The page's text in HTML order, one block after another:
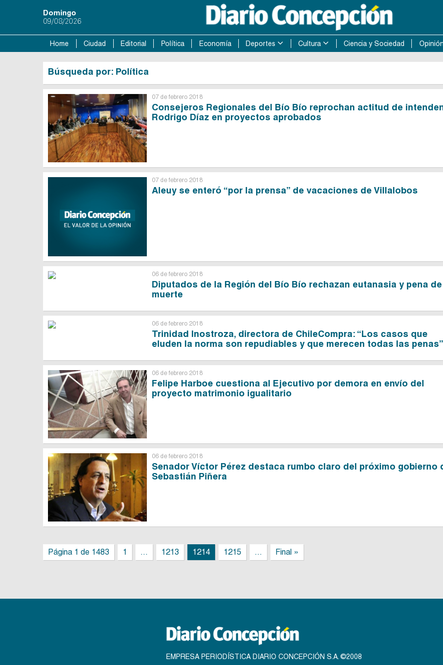
Domingo
09/08/2026
Home Ciudad Editorial Política Economía Deportes Cultura Ciencia y Sociedad
Búsqueda por: Política
07 de febrero 2018
Consejeros Regionales del Bío Bío reprochan actitud de
Rodrigo Díaz en proyectos aprobados
07 de febrero 2018
Aleuy se enteró “por la prensa” de vacaciones de Villalobos
06 de febrero 2018
Diputados de la Región del Bío Bío rechazan eutanasia y pena de
muerte
06 de febrero 2018
Trinidad Inostroza, directora de ChileCompra: “Los casos que
eluden la norma son repudiables y que merecen todas las penas”
06 de febrero 2018
Felipe Harboe cuestiona al Ejecutivo por demora en envío del
proyecto matrimonio igualitario
06 de febrero 2018
Senador Víctor Pérez destaca rumbo claro del próximo gobierno
Sebastián Piñera
Página 1 de 1483 1 ... 1213 1214 1215 ... Final »
EMPRESA PERIODÍSTICA DIARIO CONCEPCIÓN S.A. ©2008